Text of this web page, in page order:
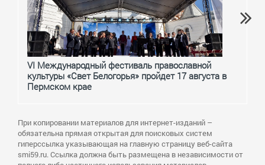
VI Международный фестиваль православной
культуры «Свет Белогорья» пройдет 17 августа в
Пермском крае
При копировании материалов для интернет-изданий –
обязательна прямая открытая для поисковых систем
гиперссылка указывающая на главную страницу веб-сайта
smi59.ru. Ссылка должна быть размещена в независимости от